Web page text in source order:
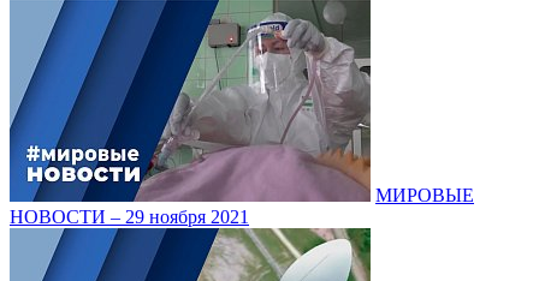
МИРОВЫЕ
НОВОСТИ – 29 ноября 2021